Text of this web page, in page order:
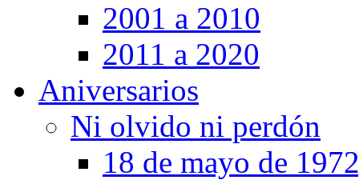
2001 a 2010
2011 a 2020
Aniversarios
Ni olvido ni perdón
18 de mayo de